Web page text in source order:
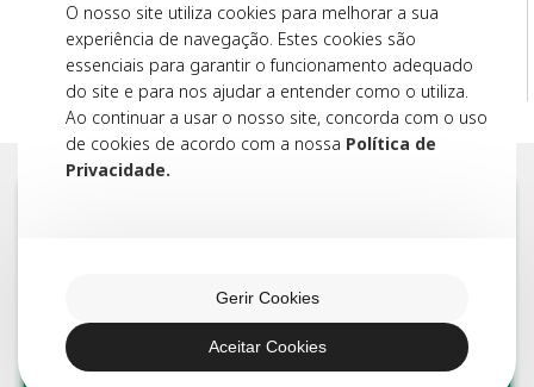
repetem, cenários
que se multiplicam
João Azevedo 5 mins
nas nossas
associações e
movimentos
Fernando Martins
O nosso site utiliza cookies para melhorar a sua
experiência de navegação. Estes cookies são
essenciais para garantir o funcionamento adequado
do site e para nos ajudar a entender como o utiliza.
Ao continuar a usar o nosso site, concorda com o uso
de cookies de acordo com a nossa Política de
Privacidade.
Gerir Cookies
Aceitar Cookies